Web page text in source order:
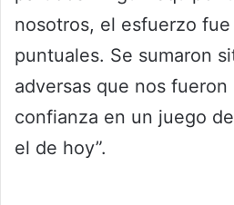
nosotros, el esfuerzo
puntuales. Se sumaron
adversas que nos fueron
confianza en un juego
el de hoy”.